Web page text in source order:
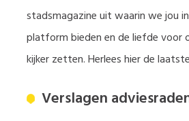
stadsmagazine uit waarin we jou
platform bieden en de liefde voor
kijker zetten. Herlees hier de
Verslagen